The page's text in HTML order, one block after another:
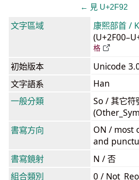
← ⾒ U+2F92
文字區域
康熙部首 /
格
初始版本
Unicode
文字語系
Han
一般分類
So / 其它符
書寫方向
ON / most
and
書寫鏡射
N / 否
組合類別
0 /